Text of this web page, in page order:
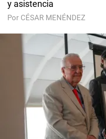
y asistencia
Por CÉSAR MENÉNDEZ